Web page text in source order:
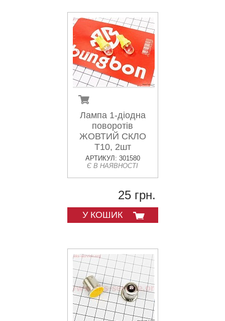
Лампа 1-діодна
поворотів
ЖОВТИЙ СКЛО
T10, 2шт
АРТИКУЛ: 301580
Є В НАЯВНОСТІ
25 грн.
У КОШИК